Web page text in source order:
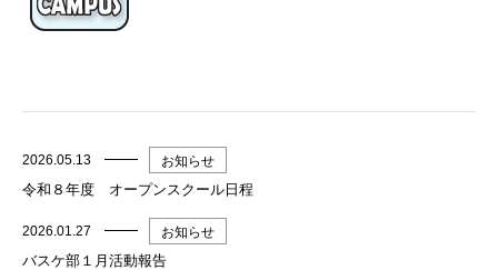
2026.05.13 お知らせ
令和８年度 オープンスクール日程
2026.01.27 お知らせ
バスケ部１月活動報告